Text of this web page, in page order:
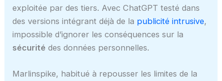
exploitée par des tiers. Avec ChatGPT testé dans
des versions intégrant déjà de la publicité intrusive,
impossible d’ignorer les conséquences sur la
sécurité des données personnelles.
Marlinspike, habitué à repousser les limites de la